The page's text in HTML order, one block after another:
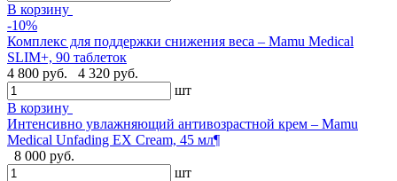
В корзину
-10%
Комплекс для поддержки снижения веса – Mamu Medical
SLIM+, 90 таблеток
4 800 руб.
4 320 руб.
шт
В корзину
Интенсивно увлажняющий антивозрастной крем – Mamu
Medical Unfading EX Cream, 45 мл¶
8 000 руб.
шт